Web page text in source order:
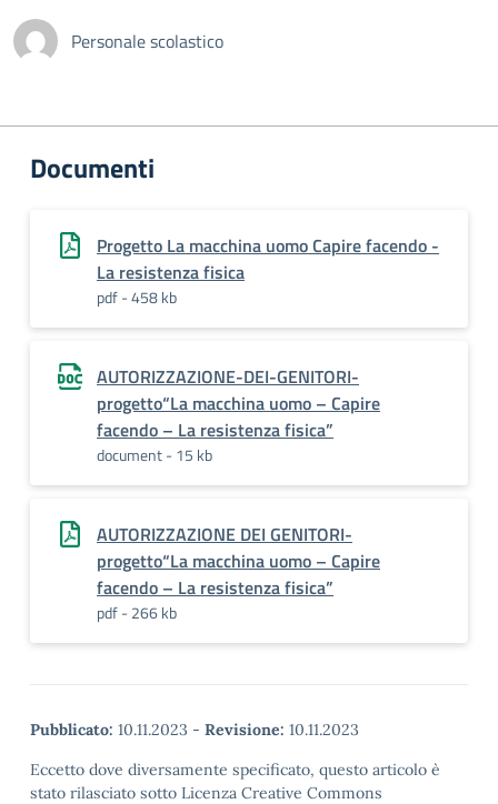
Personale scolastico
Documenti
Progetto La macchina uomo Capire facendo -
La resistenza fisica
pdf - 458 kb
AUTORIZZAZIONE-DEI-GENITORI-
progetto“La macchina uomo – Capire
facendo – La resistenza fisica”
document - 15 kb
AUTORIZZAZIONE DEI GENITORI-
progetto“La macchina uomo – Capire
facendo – La resistenza fisica”
pdf - 266 kb
Pubblicato: 10.11.2023 - Revisione: 10.11.2023
Eccetto dove diversamente specificato, questo articolo è
stato rilasciato sotto Licenza Creative Commons